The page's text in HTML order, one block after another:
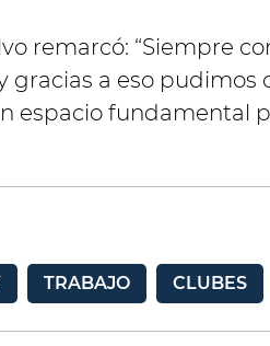
remarcó: “Siempre
gracias a eso
espacio fundamental
TRABAJO CLUBES